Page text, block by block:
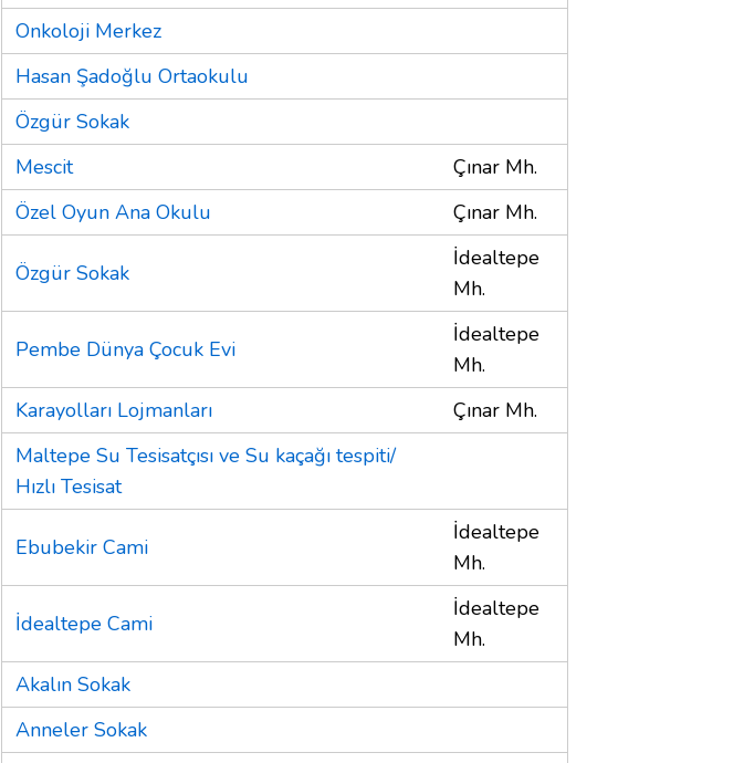
Onkoloji Merkez
Hasan Şadoğlu Ortaokulu
Özgür Sokak
Mescit
Çınar Mh.
Özel Oyun Ana Okulu
Çınar Mh.
Özgür Sokak
İdealtepe
Mh.
Pembe Dünya Çocuk Evi
İdealtepe
Mh.
Karayolları Lojmanları
Çınar Mh.
Maltepe Su Tesisatçısı ve Su kaçağı tespiti/
Hızlı Tesisat
Ebubekir Cami
İdealtepe
Mh.
İdealtepe Cami
İdealtepe
Mh.
Akalın Sokak
Anneler Sokak